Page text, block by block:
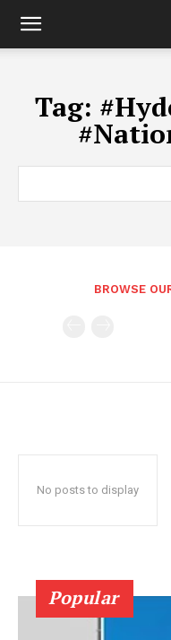
Tag:
BROWSE
No posts to display
Popular